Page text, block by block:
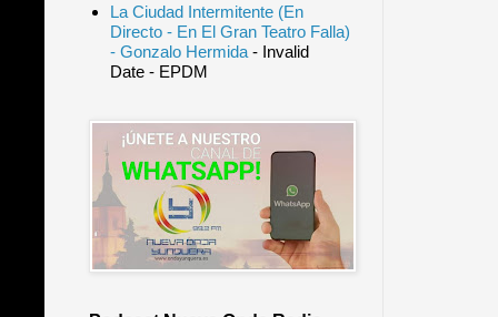
La Ciudad Intermitente (En
Directo - En El Gran Teatro Falla)
- Gonzalo Hermida- Invalid
Date- EPDM